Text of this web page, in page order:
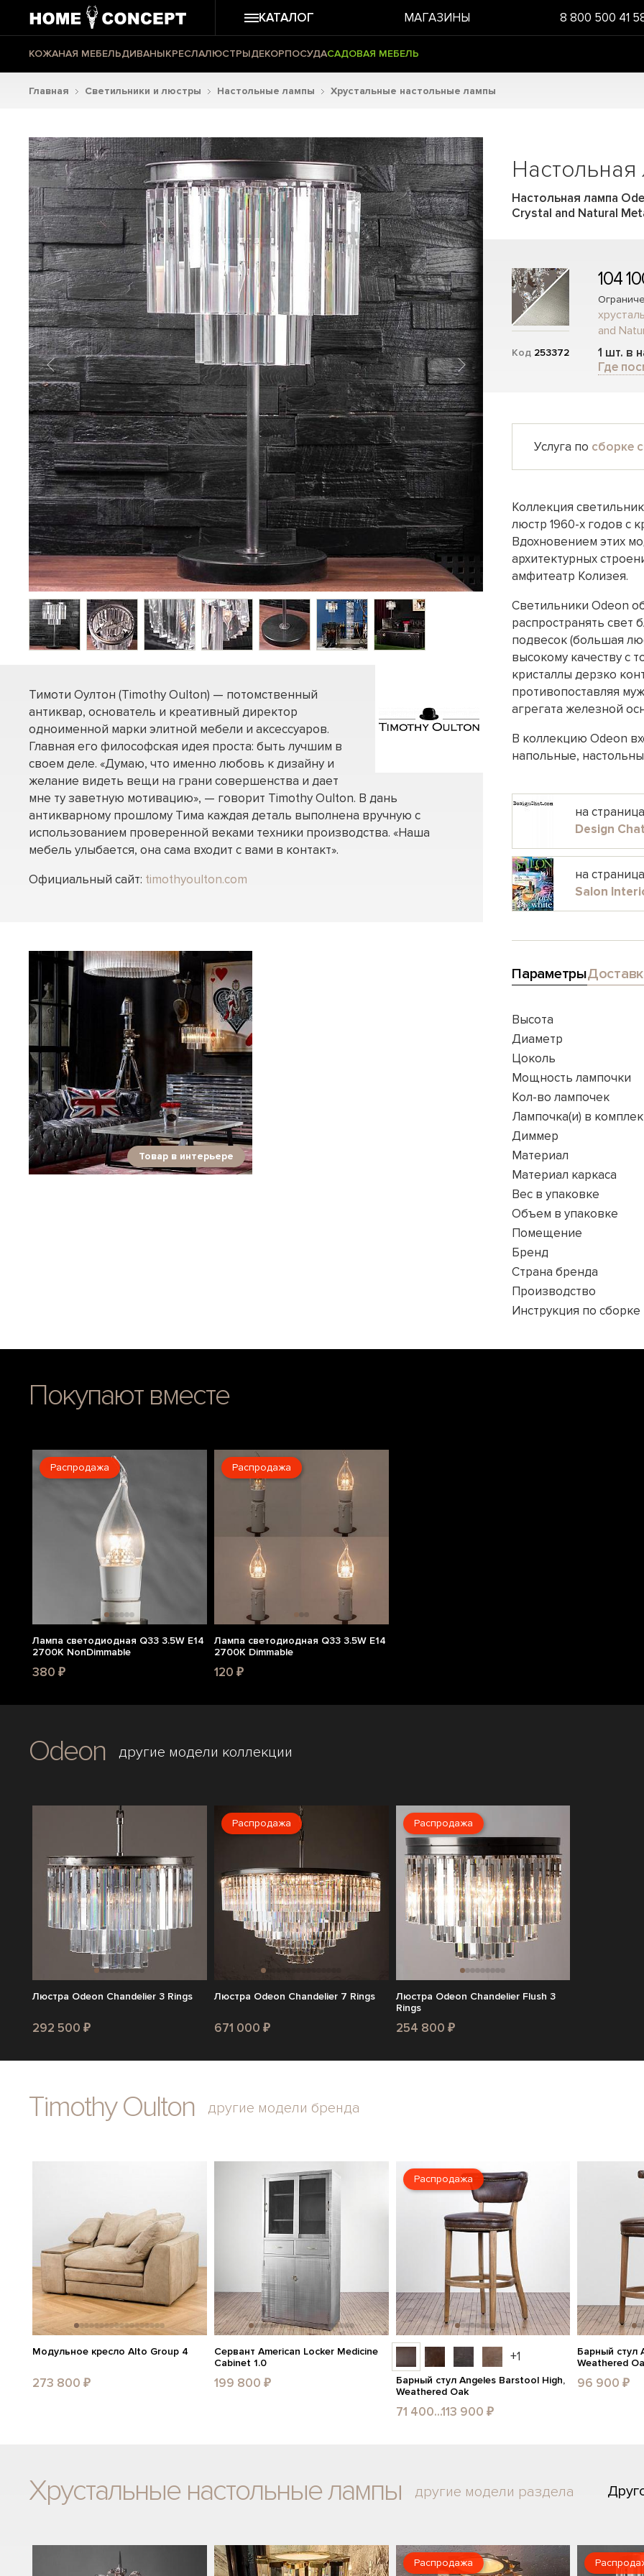
КАТАЛОГ МАГАЗИНЫ 8 800 500 41
КОЖАНАЯ МЕБЕЛЬДИВАНЫКРЕСЛАЛЮСТРЫДЕКОРПОСУДАСАДОВАЯ МЕБЕЛЬ
Главная Светильники и люстры Настольные лампы Хрустальные настольные лампы
Тимоти Оултон (Timothy Oulton) — потомственный
антиквар, основатель и креативный директор
одноименной марки элитной мебели и аксессуаров.
Главная его философская идея проста: быть лучшим в
своем деле. «Думаю, что именно любовь к дизайну и
желание видеть вещи на грани совершенства и дает
мне ту заветную мотивацию», — говорит Timothy Oulton. В дань
антикварному прошлому Тима каждая деталь выполнена вручную с
использованием проверенной веками техники производства. «Наша
мебель улыбается, она сама входит с вами в контакт».
Официальный сайт: timothyoulton.com
Товар в интерьере
Настольная лампа
Crystal and Natural
Код 253372
104
and
1 шт. в
Где
Услуга по сборке
Коллекция
люстр 1960-х годов с
Вдохновением этих
архитектурных
амфитеатр Колизея.
Светильники Odeon
распространять свет
подвесок (большая
высокому качеству с
кристаллы дерзко
противопоставляя
агрегата железной
В коллекцию Odeon
напольные,
на
Design Chat
на
Salon
Параметры
Высота
Диаметр
Цоколь
Мощность лампочки
Кол-во лампочек
Лампочка(и) в
Диммер
Материал
Материал каркаса
Вес в упаковке
Объем в упаковке
Помещение
Бренд
Страна бренда
Производство
Инструкция по сборке
Покупают вместе
Распродажа
Лампа светодиодная Q33 3.5W E14
2700K NonDimmable
380 ₽
Распродажа
Лампа светодиодная Q33 3.5W E14
2700K Dimmable
120 ₽
Odeon другие модели коллекции
Люстра Odeon Chandelier 3 Rings
292 500 ₽
Распродажа
Люстра Odeon Chandelier 7 Rings
671 000 ₽
Распродажа
Люстра Odeon Chandelier Flush 3
Rings
254 800 ₽
Timothy Oulton другие модели бренда
Модульное кресло Alto Group 4
273 800 ₽
Сервант American Locker Medicine
Cabinet 1.0
199 800 ₽
Распродажа
+1
Барный стул Angeles Barstool High,
Weathered Oak
71 400...113 900 ₽
Барный стул
Weathered
96 900 ₽
Хрустальные настольные лампы другие модели раздела
Распродажа